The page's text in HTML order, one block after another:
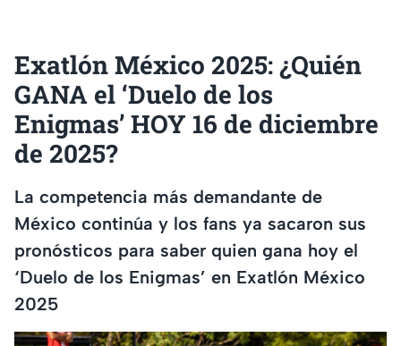
Exatlón México 2025: ¿Quién
GANA el ‘Duelo de los
Enigmas’ HOY 16 de diciembre
de 2025?
La competencia más demandante de
México continúa y los fans ya sacaron sus
pronósticos para saber quien gana hoy el
‘Duelo de los Enigmas’ en Exatlón México
2025